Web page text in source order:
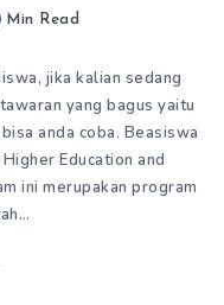
Min Read
jika kalian sedang
yang bagus yaitu
anda coba. Beasiswa
Education and
ini merupakan program